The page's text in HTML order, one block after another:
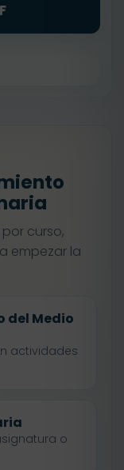
curso,
empezar la
del Medio
actividades
o